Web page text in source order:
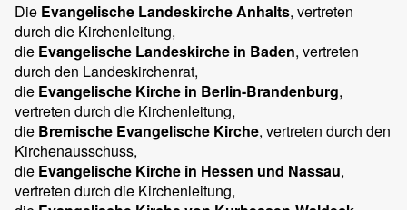
Die Evangelische Landeskirche Anhalts, vertreten
durch die Kirchenleitung,
die Evangelische Landeskirche in Baden, vertreten
durch den Landeskirchenrat,
die Evangelische Kirche in Berlin-Brandenburg,
vertreten durch die Kirchenleitung,
die Bremische Evangelische Kirche, vertreten durch den
Kirchenausschuss,
die Evangelische Kirche in Hessen und Nassau,
vertreten durch die Kirchenleitung,